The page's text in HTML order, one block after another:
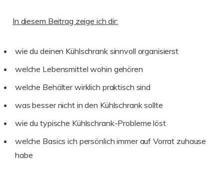
In diesem Beitrag zeige ich dir:
wie du deinen Kühlschrank sinnvoll organisierst
welche Lebensmittel wohin gehören
welche Behälter wirklich praktisch sind
was besser nicht in den Kühlschrank sollte
wie du typische Kühlschrank-Probleme löst
welche Basics ich persönlich immer auf Vorrat zuhause
habe